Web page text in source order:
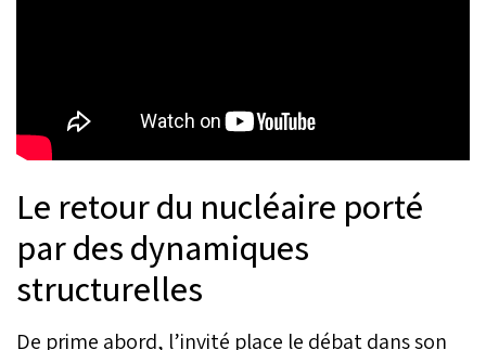
Le retour du nucléaire porté
par des dynamiques
structurelles
De prime abord, l’invité place le débat dans son